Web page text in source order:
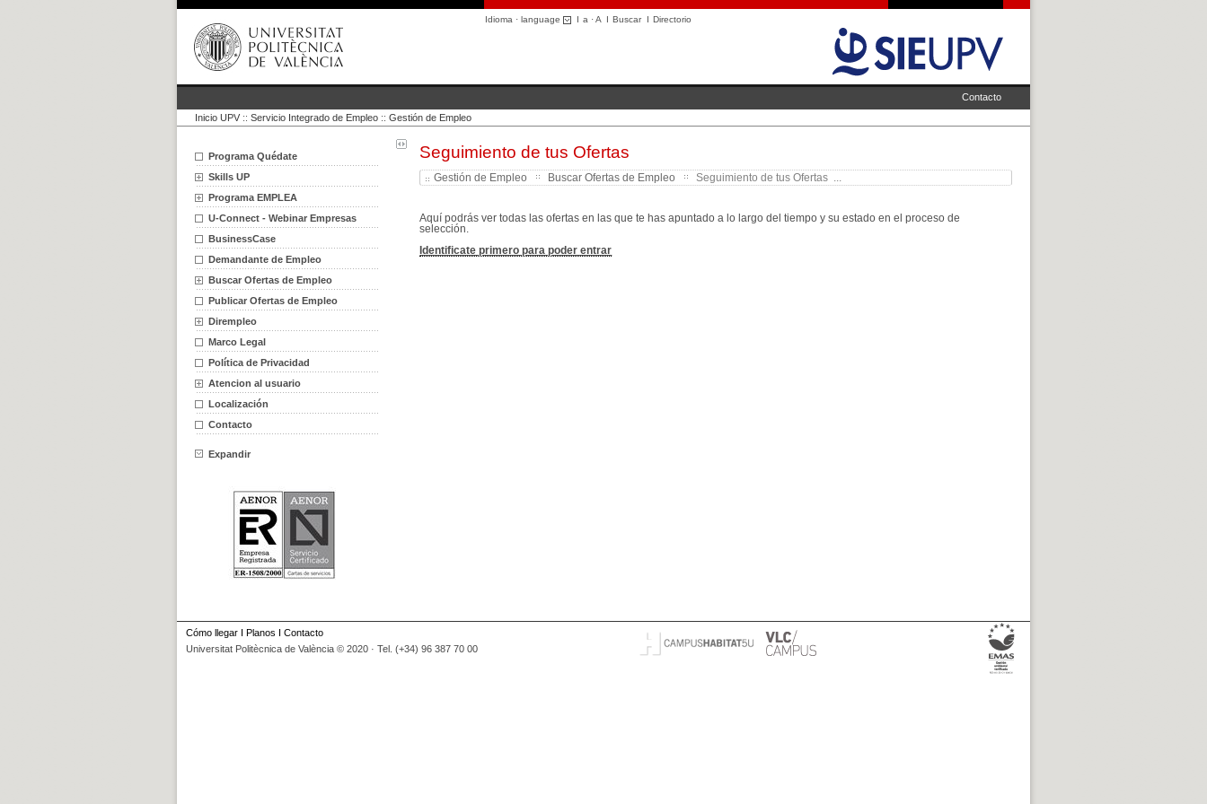
Idioma · language I a ·A I BuscarI Directorio
Contacto
Inicio UPV :: Servicio Integrado de Empleo :: Gestión de Empleo
Programa Quédate
Skills UP
Programa EMPLEA
U-Connect - Webinar Empresas
BusinessCase
Demandante de Empleo
Buscar Ofertas de Empleo
Publicar Ofertas de Empleo
Dirempleo
Marco Legal
Política de Privacidad
Atencion al usuario
Localización
Contacto
Expandir
Seguimiento de tus Ofertas
Gestión de Empleo Buscar Ofertas de Empleo Seguimiento de tus Ofertas ...
Aquí podrás ver todas las ofertas en las que te has apuntado a lo largo del tiempo y su estado en el proceso de
selección.
Identificate primero para poder entrar
Cómo llegar I Planos I Contacto
Universitat Politècnica de València © 2020 · Tel. (+34) 96 387 70 00